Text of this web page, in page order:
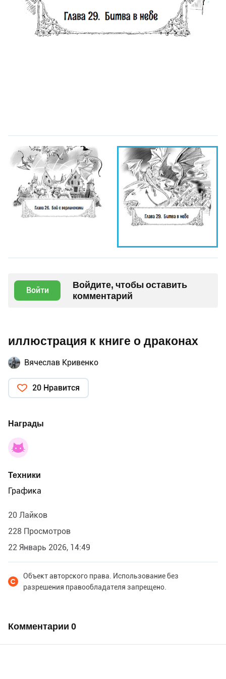
Войти
Войдите, чтобы оставить
комментарий
иллюстрация к книге о драконах
Вячеслав Кривенко
20 Нравится
Награды
Техники
Графика
20 Лайков
228 Просмотров
22 Январь 2026, 14:49
Объект авторского права. Использование без
разрешения правообладателя запрещено.
Комментарии 0